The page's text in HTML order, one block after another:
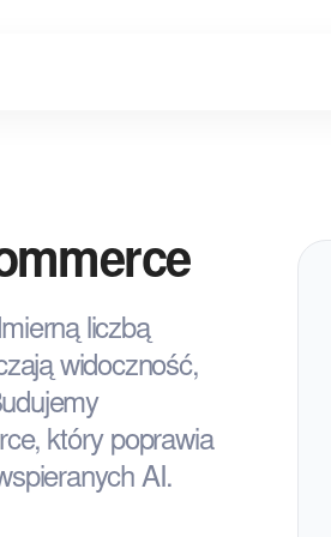
liczbą
widoczność,
który poprawia
AI.